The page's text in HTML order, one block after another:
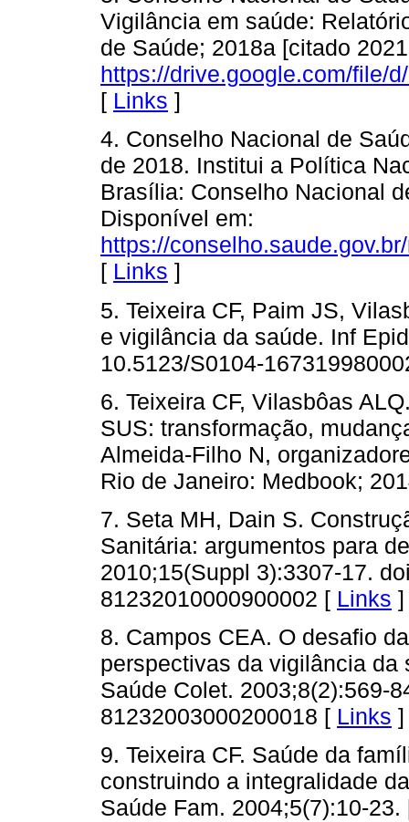
Vigilância em saúde:
de Saúde; 2018a [citado
https://drive.google.com/file/
[ Links ]
4. Conselho Nacional de
de 2018. Institui a Política
Brasília: Conselho Nacional
Disponível em:
https://
[ Links ]
5. Teixeira CF, Paim JS,
e vigilância da saúde. Inf
10.5123/S0104-
6. Teixeira CF, Vilasbôas
SUS: transformação,
Almeida-Filho N,
Rio de Janeiro: Medbook;
7. Seta MH, Dain S.
Sanitária: argumentos para
2010;15(Suppl 3):3307-17.
81232010000900002 [ Links ]
8. Campos CEA. O desafio
perspectivas da vigilância
Saúde Colet. 2003;8(2):569-
81232003000200018 [ Links ]
9. Teixeira CF. Saúde da
construindo a integralidade
Saúde Fam. 2004;5(7):10-